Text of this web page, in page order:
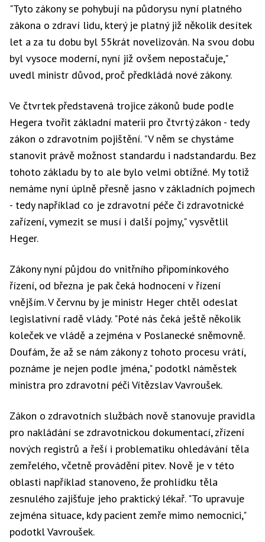
"Tyto zákony se pohybují na půdorysu nyní platného
zákona o zdraví lidu, který je platný již několik desítek
let a za tu dobu byl 55krát novelizován. Na svou dobu
byl vysoce moderní, nyní již ovšem nepostačuje,"
uvedl ministr důvod, proč předkládá nové zákony.
Ve čtvrtek představená trojice zákonů bude podle
Hegera tvořit základní materii pro čtvrtý zákon - tedy
zákon o zdravotním pojištění. "V něm se chystáme
stanovit právě možnost standardu i nadstandardu. Bez
tohoto základu by to ale bylo velmi obtížné. My totiž
nemáme nyní úplně přesně jasno v základních pojmech
- tedy například co je zdravotní péče či zdravotnické
zařízení, vymezit se musí i další pojmy," vysvětlil
Heger.
Zákony nyní půjdou do vnitřního připomínkového
řízení, od března je pak čeká hodnocení v řízení
vnějším. V červnu by je ministr Heger chtěl odeslat
legislativní radě vlády. "Poté nás čeká ještě několik
koleček ve vládě a zejména v Poslanecké sněmovně.
Doufám, že až se nám zákony z tohoto procesu vrátí,
poznáme je nejen podle jména," podotkl náměstek
ministra pro zdravotní péči Vítězslav Vavroušek.
Zákon o zdravotních službách nově stanovuje pravidla
pro nakládání se zdravotnickou dokumentací, zřízení
nových registrů a řeší i problematiku ohledávání těla
zemřelého, včetně provádění pitev. Nově je v této
oblasti například stanoveno, že prohlídku těla
zesnulého zajišťuje jeho praktický lékař. "To upravuje
zejména situace, kdy pacient zemře mimo nemocnici,"
podotkl Vavroušek.